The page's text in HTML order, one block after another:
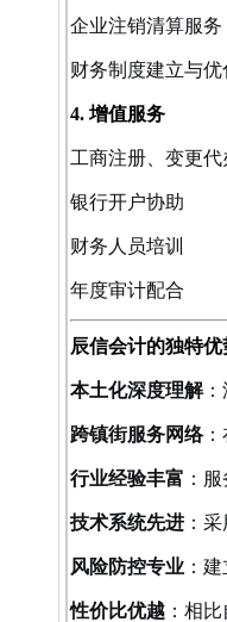
企业注销清算服务
财务制度建立与优
4. 增值服务
工商注册、变更代
银行开户协助
财务人员培训
年度审计配合
辰信会计的独特优
本土化深度理解：
跨镇街服务网络：
行业经验丰富 ：
技术系统先进：采
风险防控专业：建
性价比优越：相比